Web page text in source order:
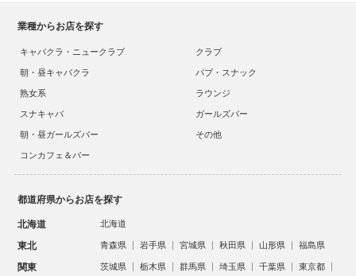
業種からお店を探す
キャバクラ・ニュークラブ
クラブ
朝・昼キャバクラ
パブ・スナック
熟女系
ラウンジ
スナキャバ
ガールズバー
朝・昼ガールズバー
その他
コンカフェ＆バー
都道府県からお店を探す
北海道 北海道
東北 青森県 岩手県 宮城県 秋田県 山形県 福島県
関東 茨城県 栃木県 群馬県 埼玉県 千葉県
東京都